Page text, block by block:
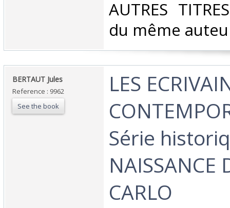
‎AUTRES
du même
‎BERTAUT Jules‎
Reference : 9962
See the book
‎LES
Série
NAISSANCE
CARLO‎